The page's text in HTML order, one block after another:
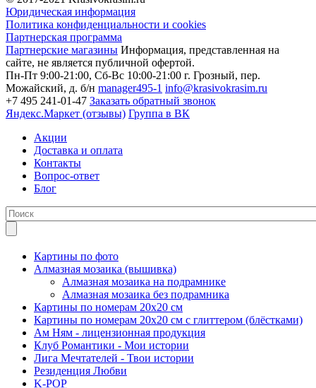
Юридическая информация
Политика конфиденциальности и cookies
Партнерская программа
Партнерские магазины Информация, представленная на
сайте, не является публичной офертой.
Пн-Пт 9:00-21:00, Сб-Вс 10:00-21:00 г. Грозный, пер.
Можайский, д. б/н manager495-1 info@krasivokrasim.ru
+7 495 241-01-47 Заказать обратный звонок
Яндекс.Маркет (отзывы) Группа в ВК
Акции
Доставка и оплата
Контакты
Вопрос-ответ
Блог
Картины по фото
Алмазная мозаика (вышивка)
Алмазная мозаика на подрамнике
Алмазная мозаика без подрамника
Картины по номерам 20х20 см
Картины по номерам 20х20 см с глиттером (блёстками)
Ам Ням - лицензионная продукция
Клуб Романтики - Мои истории
Лига Мечтателей - Твои истории
Резиденция Любви
K-POP